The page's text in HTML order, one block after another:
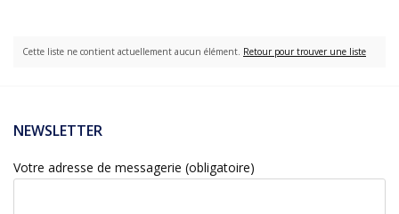
Cette liste ne contient actuellement aucun élément. Retour pour trouver une liste
NEWSLETTER
Votre adresse de messagerie (obligatoire)